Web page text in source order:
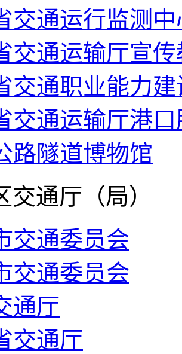
交通运行监测中
交通运输厅宣
交通职业能力
交通运输厅港
路隧道博物馆
交通厅（局）
交通委员会
交通委员会
通厅
交通厅